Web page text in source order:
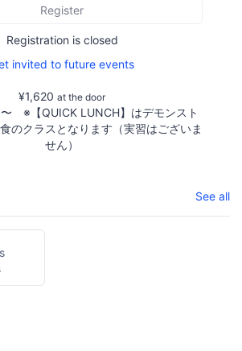
Register
Registration is closed
invited to future events
¥1,620 at the door
〜 ※【QUICK LUNCH】はデモンスト
のクラスとなります（実習はございま
せん）
See all